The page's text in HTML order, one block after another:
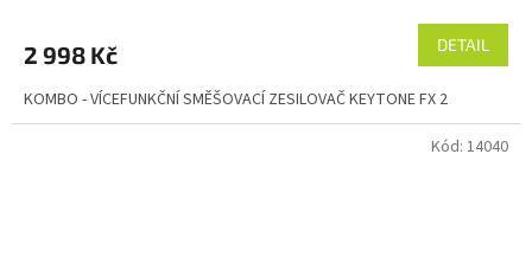
2 998 Kč DETAIL
KOMBO - VÍCEFUNKČNÍ SMĚŠOVACÍ ZESILOVAČ KEYTONE FX 2
Kód: 14040